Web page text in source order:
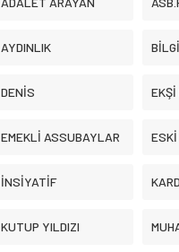
AYDINLIK
DENİS EKŞİ
EMEKLİ ASSUBAYLAR
İNSİYATİF
KUTUP YILDIZI